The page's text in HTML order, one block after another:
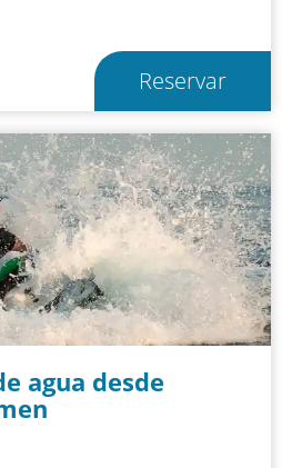
Reservar
agua desde